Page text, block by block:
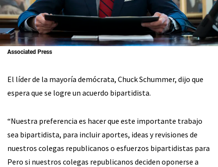
Associated Press
El líder de la mayoría demócrata, Chuck Schummer, dijo que
espera que se logre un acuerdo bipartidista.
“Nuestra preferencia es hacer que este importante trabajo
sea bipartidista, para incluir aportes, ideas y revisiones de
nuestros colegas republicanos o esfuerzos bipartidistas para
Pero si nuestros colegas republicanos deciden oponerse a